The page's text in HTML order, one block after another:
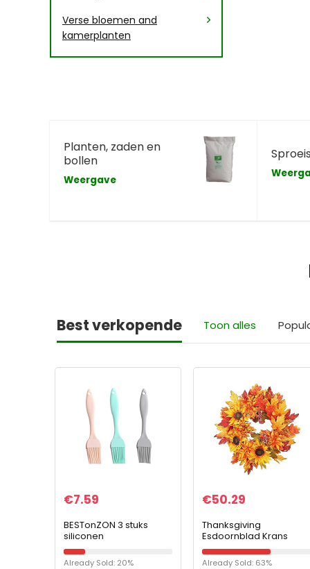
Verse bloemen and
kamerplanten
Planten, zaden en
bollen
Weergave
Best verkopende Toon alles
€7.59
BESTonZON 3 stuks
siliconen
gebakkwasten voor
bakken, koken, bakken,
Already Sold: 20%
€50.29
Thanksgiving
Esdoornblad Krans
Deur Opknoping
Opknoping Krans voor
Already Sold: 63%